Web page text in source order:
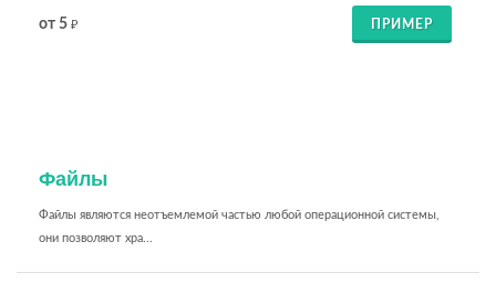
от 5 ₽ ПРИМЕР
Файлы
Файлы являются неотъемлемой частью любой операционной системы,
они позволяют хра...